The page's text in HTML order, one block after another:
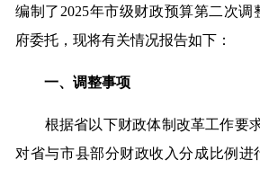
编制了2025年市级财政预算第二次调
府委托，现将有关情况报告如下：
一、调整事项
根据省以下财政体制改革工作要求
对省与市县部分财政收入分成比例进